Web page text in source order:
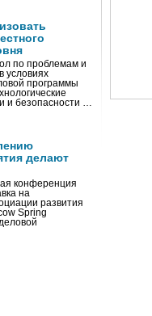
по проблемам и
условиях
программы
и безопасности …
делают
конференция
на
развития
Spring